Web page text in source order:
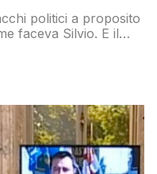
politici a proposito
faceva Silvio. E il